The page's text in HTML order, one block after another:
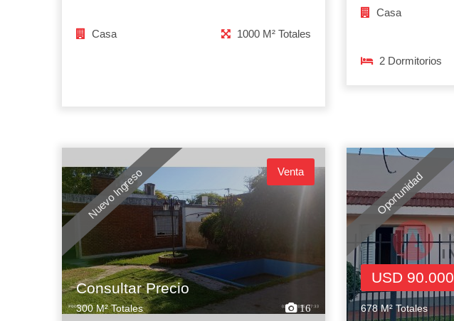
Casa 1000 M² Totales
Casa
2 Dormitorios
Nuevo Ingreso Venta
Consultar Precio
300 M² Totales 16
Oportunidad
USD 90.000
678 M² Totales